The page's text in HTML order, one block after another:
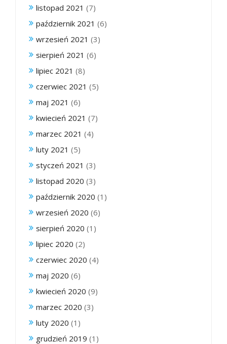
listopad 2021 (7)
październik 2021 (6)
wrzesień 2021 (3)
sierpień 2021 (6)
lipiec 2021 (8)
czerwiec 2021 (5)
maj 2021 (6)
kwiecień 2021 (7)
marzec 2021 (4)
luty 2021 (5)
styczeń 2021 (3)
listopad 2020 (3)
październik 2020 (1)
wrzesień 2020 (6)
sierpień 2020 (1)
lipiec 2020 (2)
czerwiec 2020 (4)
maj 2020 (6)
kwiecień 2020 (9)
marzec 2020 (3)
luty 2020 (1)
grudzień 2019 (1)